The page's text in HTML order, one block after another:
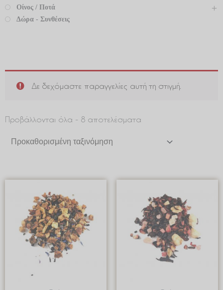
Οίνος / Ποτά
Δώρα - Συνθέσεις
Δε δεχόμαστε παραγγελίες αυτή τη στιγμή.
Προβάλλονται όλα - 8 αποτελέσματα
through
€ 43.13
€ 41.85